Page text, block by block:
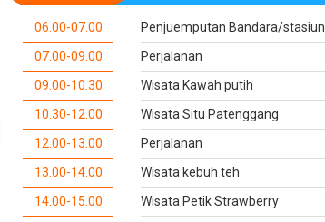
06.00-07.00
Penjuemputan Bandara/stasiun
07.00-09.00
Perjalanan
09.00-10.30
Wisata Kawah putih
10.30-12.00
Wisata Situ Patenggang
12.00-13.00
Perjalanan
13.00-14.00
Wisata kebuh teh
14.00-15.00
Wisata Petik Strawberry